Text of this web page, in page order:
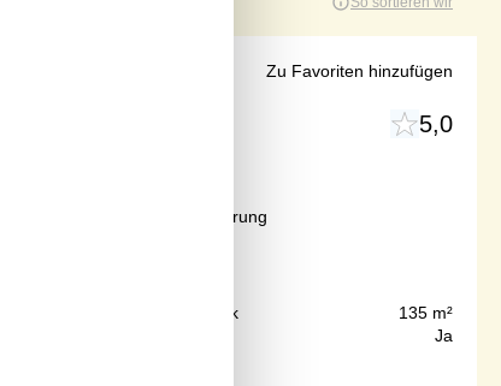
5,0
Inkl. Endreinigung und Versicherung
Grundstück
135 m²
Ja
Zu Favoriten hinzufügen